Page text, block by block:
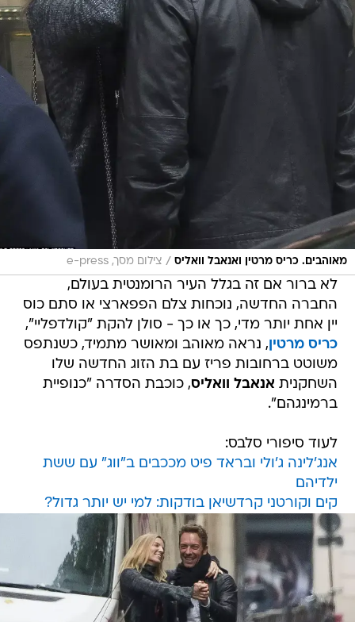
מאוהבים. כריס מרטין ואנאבל וואליס / צילום מסך, e-press
לא ברור אם זה בגלל העיר הרומנטית בעולם,
החברה החדשה, נוכחות צלם הפפארצי או סתם כוס
יין אחת יותר מדי, כך או כך - סולן להקת "קולדפליי",
כריס מרטין, נראה מאוהב ומאושר מתמיד, כשנתפס
משוטט ברחובות פריז עם בת הזוג החדשה שלו 
השחקנית אנאבל וואליס, כוכבת הסדרה "כנופיית
ברמינגהם".
לעוד סיפורי סלבס:
אנג'לינה ג'ולי ובראד פיט מככבים ב"ווג" עם ששת
ילדיהם
קים וקורטני קרדשיאן בודקות: למי יש יותר גדול?